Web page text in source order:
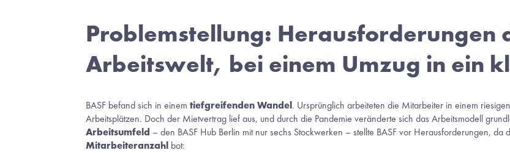
Problemstellung: Herausforderungen
Arbeitswelt, bei einem Umzug in ein
BASF befand sich in einem tiefgreifenden Wandel. Ursprünglich arbeiteten die Mitarbeiter in einem
Arbeitsplätzen. Doch der Mietvertrag lief aus, und durch die Pandemie veränderte sich das Arbeitsmodell
Arbeitsumfeld – den BASF Hub Berlin mit nur sechs Stockwerken – stellte BASF vor Herausforderungen, da
Mitarbeiteranzahl bot: